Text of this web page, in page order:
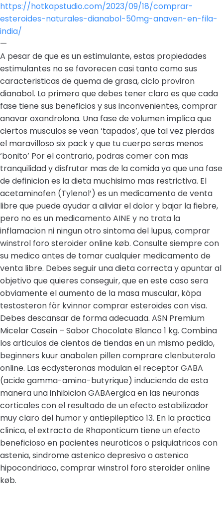
https://hotkapstudio.com/2023/09/18/comprar-
esteroides-naturales-dianabol-50mg-anaven-en-fila-
india/
—
A pesar de que es un estimulante, estas propiedades
estimulantes no se favorecen casi tanto como sus
caracteristicas de quema de grasa, ciclo proviron
dianabol. Lo primero que debes tener claro es que cada
fase tiene sus beneficios y sus inconvenientes, comprar
anavar oxandrolona. Una fase de volumen implica que
ciertos musculos se vean ‘tapados’, que tal vez pierdas
el maravilloso six pack y que tu cuerpo seras menos
‘bonito’ Por el contrario, podras comer con mas
tranquilidad y disfrutar mas de la comida ya que una fase
de definicion es la dieta muchisimo mas restrictiva. El
acetaminofen (Tylenol’) es un medicamento de venta
libre que puede ayudar a aliviar el dolor y bajar la fiebre,
pero no es un medicamento AINE y no trata la
inflamacion ni ningun otro sintoma del lupus, comprar
winstrol foro steroider online køb. Consulte siempre con
su medico antes de tomar cualquier medicamento de
venta libre. Debes seguir una dieta correcta y apuntar al
objetivo que quieres conseguir, que en este caso sera
obviamente el aumento de la masa muscular, köpa
testosteron för kvinnor comprar esteroides con visa.
Debes descansar de forma adecuada. ASN Premium
Micelar Casein – Sabor Chocolate Blanco 1 kg. Combina
los articulos de cientos de tiendas en un mismo pedido,
beginners kuur anabolen pillen comprare clenbuterolo
online. Las ecdysteronas modulan el receptor GABA
(acide gamma-amino-butyrique) induciendo de esta
manera una inhibicion GABAergica en las neuronas
corticales con el resultado de un efecto estabilizador
muy claro del humor y antiepileptico 13. En la practica
clinica, el extracto de Rhaponticum tiene un efecto
beneficioso en pacientes neuroticos o psiquiatricos con
astenia, sindrome astenico depresivo o astenico
hipocondriaco, comprar winstrol foro steroider online
køb.